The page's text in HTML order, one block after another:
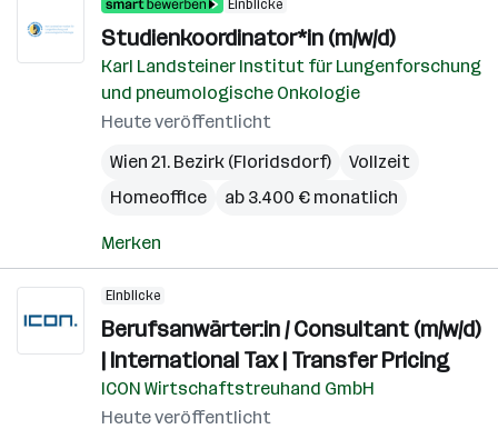
Einblicke
Studienkoordinator*in (m/w/d)
Karl Landsteiner Institut für Lungenforschung
und pneumologische Onkologie
Heute veröffentlicht
Wien 21. Bezirk (Floridsdorf)
Vollzeit
Homeoffice
ab 3.400 € monatlich
Merken
Einblicke
Berufsanwärter:in / Consultant (m/w/d)
| International Tax | Transfer Pricing
ICON Wirtschaftstreuhand GmbH
Heute veröffentlicht